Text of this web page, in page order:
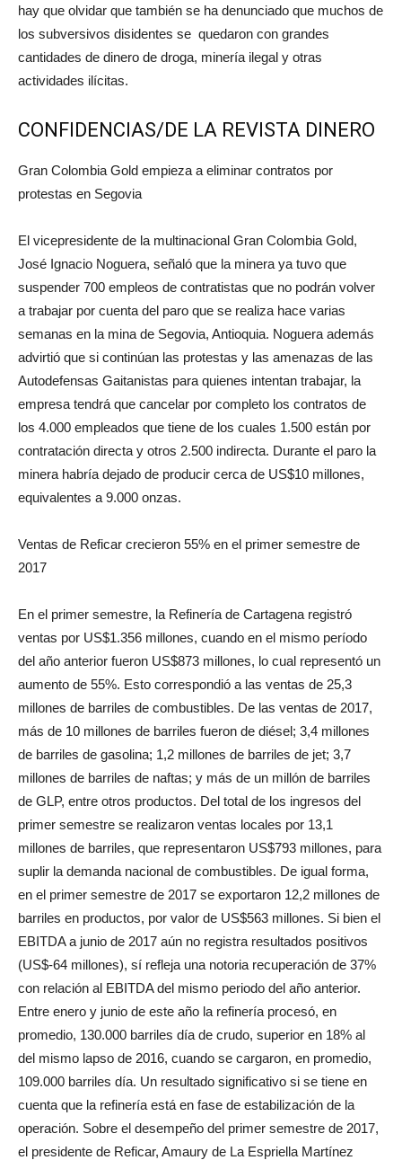
hay que olvidar que también se ha denunciado que muchos de
los subversivos disidentes se quedaron con grandes
cantidades de dinero de droga, minería ilegal y otras
actividades ilícitas.
CONFIDENCIAS/DE LA REVISTA DINERO
Gran Colombia Gold empieza a eliminar contratos por
protestas en Segovia
El vicepresidente de la multinacional Gran Colombia Gold,
José Ignacio Noguera, señaló que la minera ya tuvo que
suspender 700 empleos de contratistas que no podrán volver
a trabajar por cuenta del paro que se realiza hace varias
semanas en la mina de Segovia, Antioquia. Noguera además
advirtió que si continúan las protestas y las amenazas de las
Autodefensas Gaitanistas para quienes intentan trabajar, la
empresa tendrá que cancelar por completo los contratos de
los 4.000 empleados que tiene de los cuales 1.500 están por
contratación directa y otros 2.500 indirecta. Durante el paro la
minera habría dejado de producir cerca de US$10 millones,
equivalentes a 9.000 onzas.
Ventas de Reficar crecieron 55% en el primer semestre de
2017
En el primer semestre, la Refinería de Cartagena registró
ventas por US$1.356 millones, cuando en el mismo período
del año anterior fueron US$873 millones, lo cual representó un
aumento de 55%. Esto correspondió a las ventas de 25,3
millones de barriles de combustibles. De las ventas de 2017,
más de 10 millones de barriles fueron de diésel; 3,4 millones
de barriles de gasolina; 1,2 millones de barriles de jet; 3,7
millones de barriles de naftas; y más de un millón de barriles
de GLP, entre otros productos. Del total de los ingresos del
primer semestre se realizaron ventas locales por 13,1
millones de barriles, que representaron US$793 millones, para
suplir la demanda nacional de combustibles. De igual forma,
en el primer semestre de 2017 se exportaron 12,2 millones de
barriles en productos, por valor de US$563 millones. Si bien el
EBITDA a junio de 2017 aún no registra resultados positivos
(US$-64 millones), sí refleja una notoria recuperación de 37%
con relación al EBITDA del mismo periodo del año anterior.
Entre enero y junio de este año la refinería procesó, en
promedio, 130.000 barriles día de crudo, superior en 18% al
del mismo lapso de 2016, cuando se cargaron, en promedio,
109.000 barriles día. Un resultado significativo si se tiene en
cuenta que la refinería está en fase de estabilización de la
operación. Sobre el desempeño del primer semestre de 2017,
el presidente de Reficar, Amaury de La Espriella Martínez